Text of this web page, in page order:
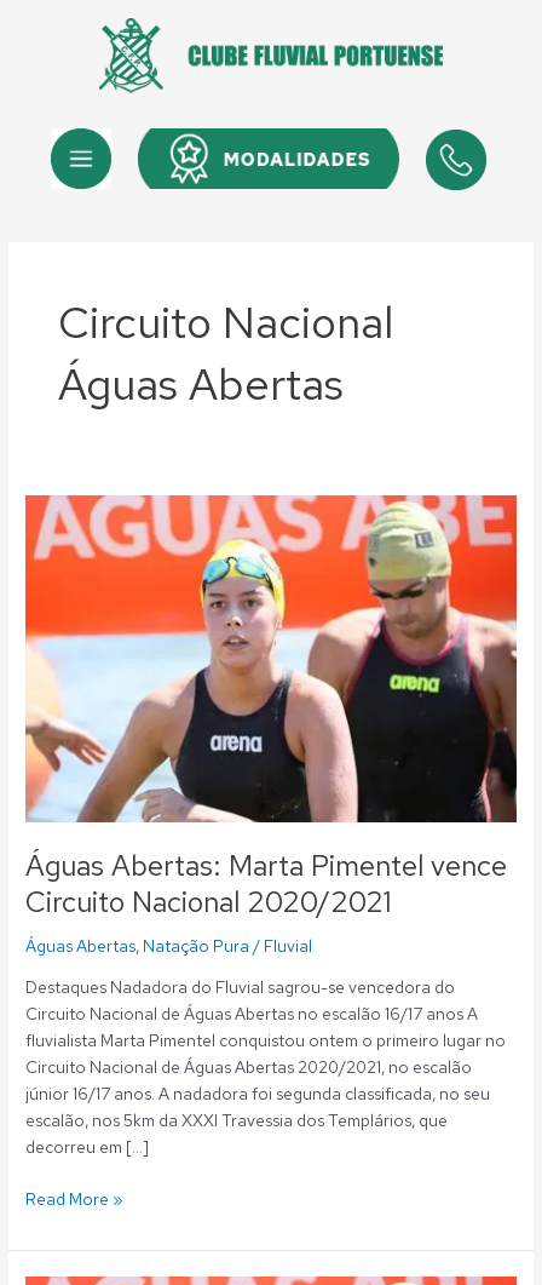
Menu Menu
Circuito Nacional
Águas Abertas
Águas Abertas: Marta Pimentel vence
Circuito Nacional 2020/2021
Águas Abertas, Natação Pura / Fluvial
Destaques Nadadora do Fluvial sagrou-se vencedora do
Circuito Nacional de Águas Abertas no escalão 16/17 anos A
fluvialista Marta Pimentel conquistou ontem o primeiro lugar no
Circuito Nacional de Águas Abertas 2020/2021, no escalão
júnior 16/17 anos. A nadadora foi segunda classificada, no seu
escalão, nos 5km da XXXI Travessia dos Templários, que
decorreu em […]
Águas
Abertas:
Marta
Circuito
Read More »